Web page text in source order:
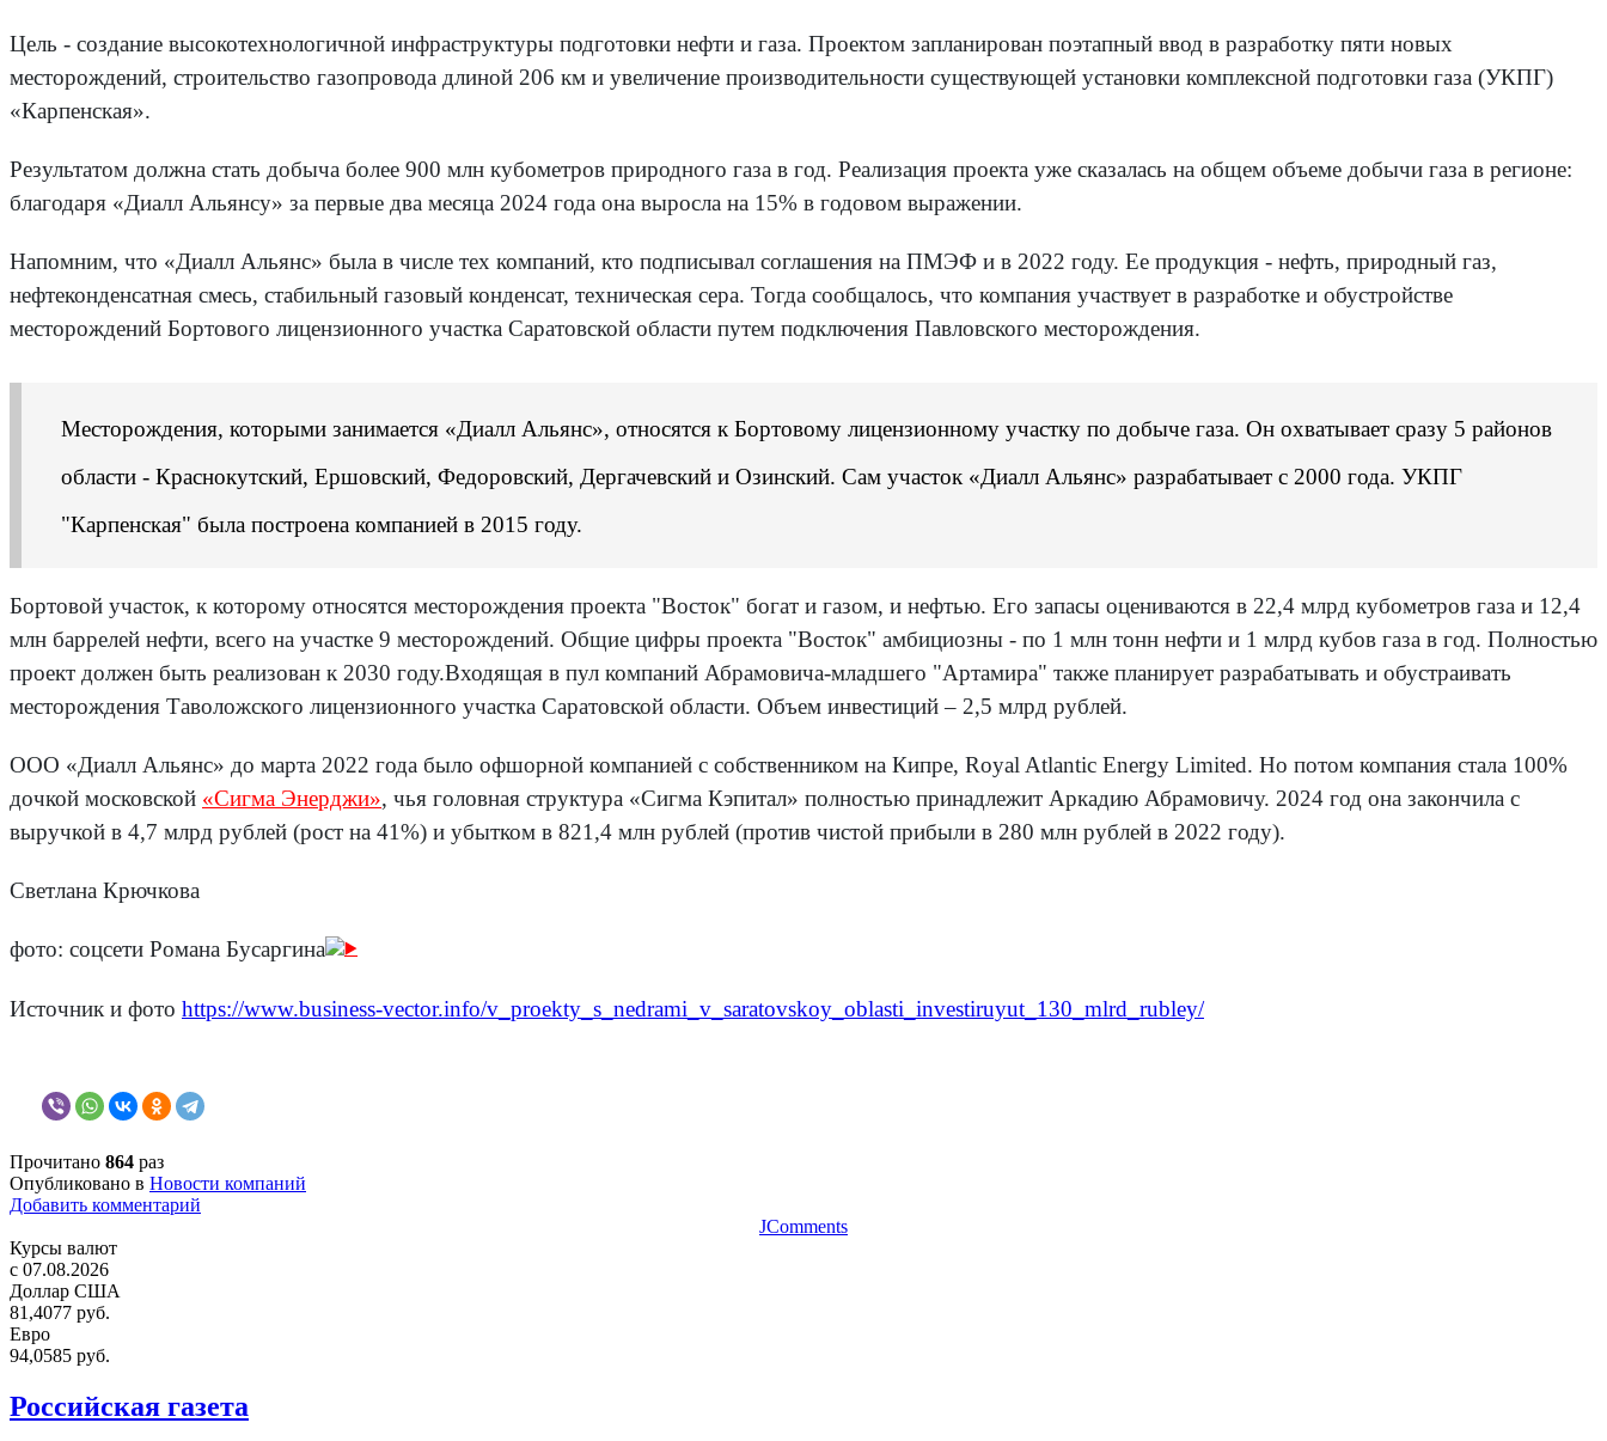
Цель - создание высокотехнологичной инфраструктуры подготовки нефти и газа. Проектом запланирован поэтапный ввод в разработку пяти новых
месторождений, строительство газопровода длиной 206 км и увеличение производительности существующей установки комплексной подготовки газа (УКПГ)
«Карпенская».
Результатом должна стать добыча более 900 млн кубометров природного газа в год. Реализация проекта уже сказалась на общем объеме добычи газа в регионе:
благодаря «Диалл Альянсу» за первые два месяца 2024 года она выросла на 15% в годовом выражении.
Напомним, что «Диалл Альянс» была в числе тех компаний, кто подписывал соглашения на ПМЭФ и в 2022 году. Ее продукция - нефть, природный газ,
нефтеконденсатная смесь, стабильный газовый конденсат, техническая сера. Тогда сообщалось, что компания участвует в разработке и обустройстве
месторождений Бортового лицензионного участка Саратовской области путем подключения Павловского месторождения.
Месторождения, которыми занимается «Диалл Альянс», относятся к Бортовому лицензионному участку по добыче газа. Он охватывает сразу 5 районов
области - Краснокутский, Ершовский, Федоровский, Дергачевский и Озинский. Сам участок «Диалл Альянс» разрабатывает с 2000 года. УКПГ
"Карпенская" была построена компанией в 2015 году.
Бортовой участок, к которому относятся месторождения проекта "Восток" богат и газом, и нефтью. Его запасы оцениваются в 22,4 млрд кубометров газа и 12,4
млн баррелей нефти, всего на участке 9 месторождений. Общие цифры проекта "Восток" амбициозны - по 1 млн тонн нефти и 1 млрд кубов газа в год. Полностью
проект должен быть реализован к 2030 году.Входящая в пул компаний Абрамовича-младшего "Артамира" также планирует разрабатывать и обустраивать
месторождения Таволожского лицензионного участка Саратовской области. Объем инвестиций – 2,5 млрд рублей.
ООО «Диалл Альянс» до марта 2022 года было офшорной компанией с собственником на Кипре, Royal Atlantic Energy Limited. Но потом компания стала 100%
дочкой московской «Сигма Энерджи», чья головная структура «Сигма Кэпитал» полностью принадлежит Аркадию Абрамовичу. 2024 год она закончила с
выручкой в 4,7 млрд рублей (рост на 41%) и убытком в 821,4 млн рублей (против чистой прибыли в 280 млн рублей в 2022 году).
Светлана Крючкова
фото: соцсети Романа Бусаргина
Источник и фото https://www.business-vector.info/v_proekty_s_nedrami_v_saratovskoy_oblasti_investiruyut_130_mlrd_rubley/
Прочитано 864 раз
Опубликовано в Новости компаний
Добавить комментарий
JComments
Курсы валют
c 07.08.2026
Доллар США
81,4077 руб.
Евро
94,0585 руб.
Российская газета